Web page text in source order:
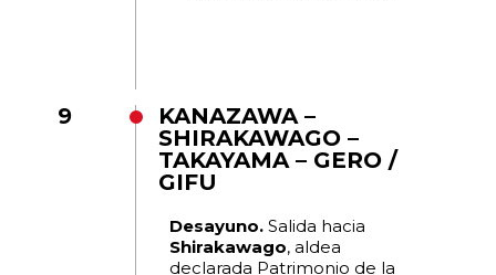
9
KANAZAWA –
SHIRAKAWAGO –
TAKAYAMA – GERO /
GIFU
Desayuno. Salida hacia
Shirakawago, aldea
declarada Patrimonio de la